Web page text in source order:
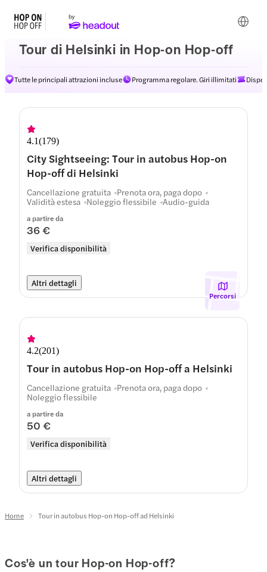
Tour di Helsinki in Hop-on Hop-off
Tutte le principali attrazioni incluse Programma regolare. Giri illimitati
Percorsi
4.1(179)
City Sightseeing: Tour in autobus Hop-on
Hop-off di Helsinki
a partire da
36 €
Verifica disponibilità
Cancellazione gratuita Prenota ora, paga dopo
Validità estesa Noleggio flessibile Audio-guida
Altri dettagli
Percorsi
4.2(201)
Tour in autobus Hop-on Hop-off a Helsinki
a partire da
50 €
Verifica disponibilità
Cancellazione gratuita Prenota ora, paga dopo
Noleggio flessibile
Altri dettagli
Home Tour in autobus Hop-on Hop-off ad Helsinki
Cos'è un tour Hop-on Hop-off?